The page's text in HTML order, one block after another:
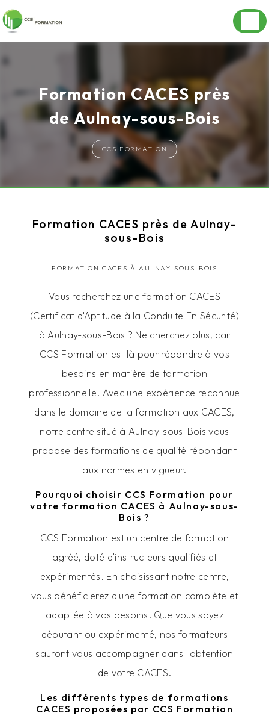
Formation CACES près
de Aulnay-sous-Bois
CCS FORMATION
Formation CACES près de Aulnay-
sous-Bois
FORMATION CACES À AULNAY-SOUS-BOIS
Vous recherchez une formation CACES
(Certificat d'Aptitude à la Conduite En Sécurité)
à Aulnay-sous-Bois ? Ne cherchez plus, car
CCS Formation est là pour répondre à vos
besoins en matière de formation
professionnelle. Avec une expérience reconnue
dans le domaine de la formation aux CACES,
notre centre situé à Aulnay-sous-Bois vous
propose des formations de qualité répondant
aux normes en vigueur.
Pourquoi choisir CCS Formation pour
votre formation CACES à Aulnay-sous-
Bois ?
CCS Formation est un centre de formation
agréé, doté d'instructeurs qualifiés et
expérimentés. En choisissant notre centre,
vous bénéficierez d'une formation complète et
adaptée à vos besoins. Que vous soyez
débutant ou expérimenté, nos formateurs
sauront vous accompagner dans l'obtention
de votre CACES.
Les différents types de formations
CACES proposées par CCS Formation
Panneau de gestion des cookies